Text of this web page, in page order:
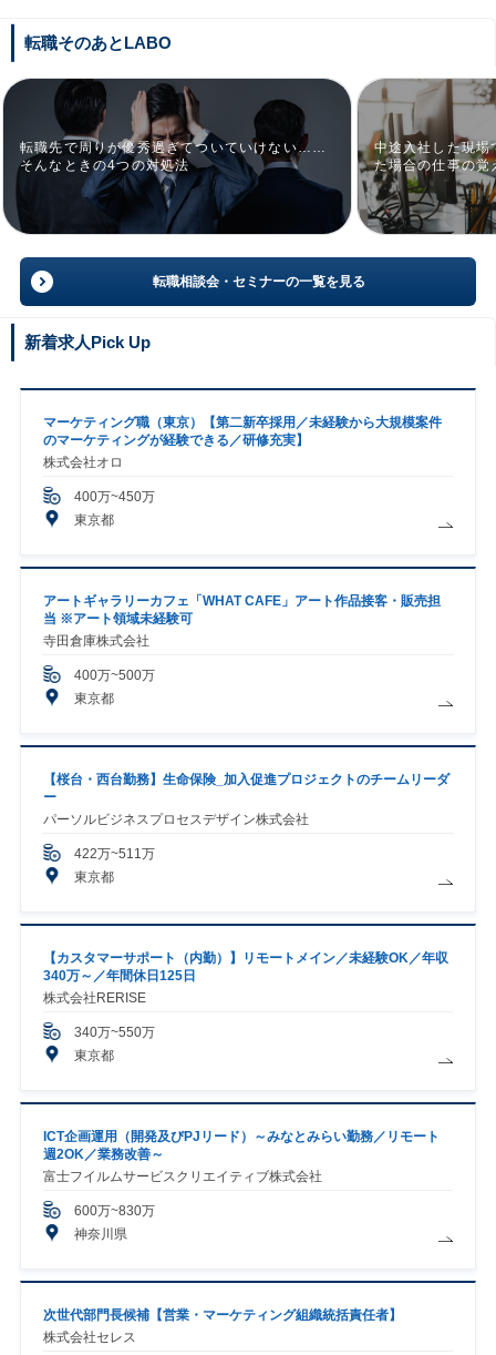
転職そのあとLABO
転職先で周りが優秀過ぎてついていけない……
そんなときの4つの対処法
中途入社した現場
た場合の仕事の覚
転職相談会・セミナーの一覧を見る
新着求人Pick Up
マーケティング職（東京）【第二新卒採用／未経験から大規模案件
のマーケティングが経験できる／研修充実】
株式会社オロ
400万~450万
東京都
アートギャラリーカフェ「WHAT CAFE」アート作品接客・販売担
当 ※アート領域未経験可
寺田倉庫株式会社
400万~500万
東京都
【桜台・西台勤務】生命保険_加入促進プロジェクトのチームリーダ
ー
パーソルビジネスプロセスデザイン株式会社
422万~511万
東京都
【カスタマーサポート（内勤）】リモートメイン／未経験OK／年収
340万～／年間休日125日
株式会社RERISE
340万~550万
東京都
ICT企画運用（開発及びPJリード）～みなとみらい勤務／リモート
週2OK／業務改善～
富士フイルムサービスクリエイティブ株式会社
600万~830万
神奈川県
次世代部門長候補【営業・マーケティング組織統括責任者】
株式会社セレス